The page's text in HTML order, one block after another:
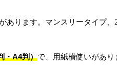
あります。マンスリータイプ
・A4判）で、用紙横使いがあり